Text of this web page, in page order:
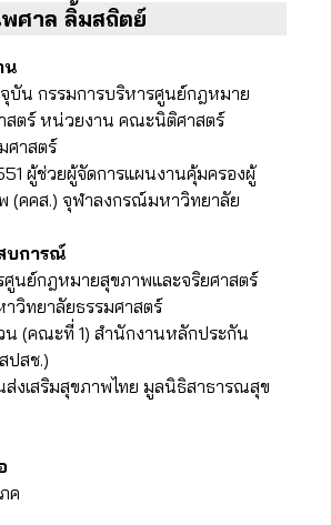
พศาล ลิ้มสถิตย์
น
จุบัน กรรมการบริหารศูนย์กฎหมาย
สตร์ หน่วยงาน คณะนิติศาสตร์
ศาสตร์
ผู้ช่วยผู้จัดการแผนงานคุ้มครองผู้
(คคส.) จุฬาลงกรณ์มหาวิทยาลัย
บการณ์
ศูนย์กฎหมายสุขภาพและจริยศาสตร์
วิทยาลัยธรรมศาสตร์
น (คณะที่ 1) สำนักงานหลักประกัน
ปสช.)
ส่งเสริมสุขภาพไทย มูลนิธิสาธารณสุข
ค